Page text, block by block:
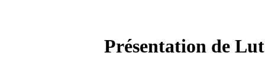
Présentation de